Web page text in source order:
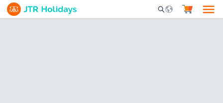
Mobile Search